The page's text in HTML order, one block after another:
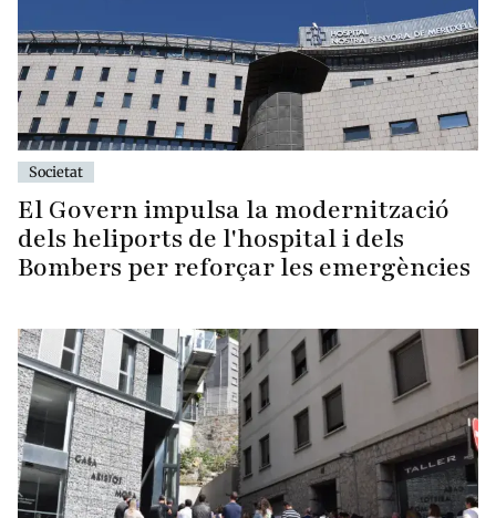
Societat
El Govern impulsa la modernització
dels heliports de l'hospital i dels
Bombers per reforçar les emergències